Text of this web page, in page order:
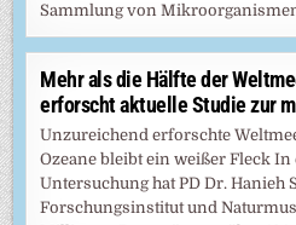
Sammlung von
Mehr als die Hälfte der
erforscht aktuelle Studie zur
Unzureichend erforschte
Ozeane bleibt ein weißer Fleck
Untersuchung hat PD Dr. Hanieh
Forschungsinstitut und